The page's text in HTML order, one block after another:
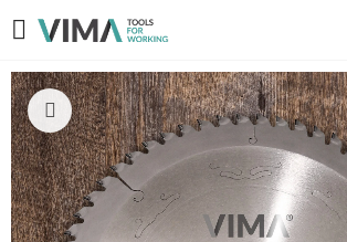
Click to enlarge